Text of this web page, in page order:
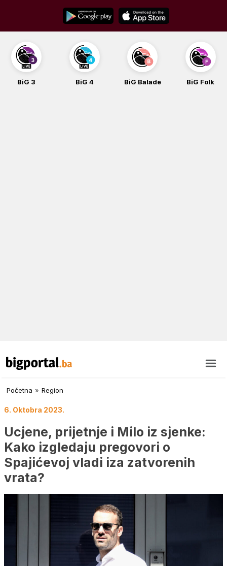
content
BiG Balade BiG Folk
Početna » Region
6. Oktobra 2023.
Ucjene, prijetnje i Milo iz sjenke:
Kako izgledaju pregovori o
Spajićevoj vladi iza zatvorenih
vrata?